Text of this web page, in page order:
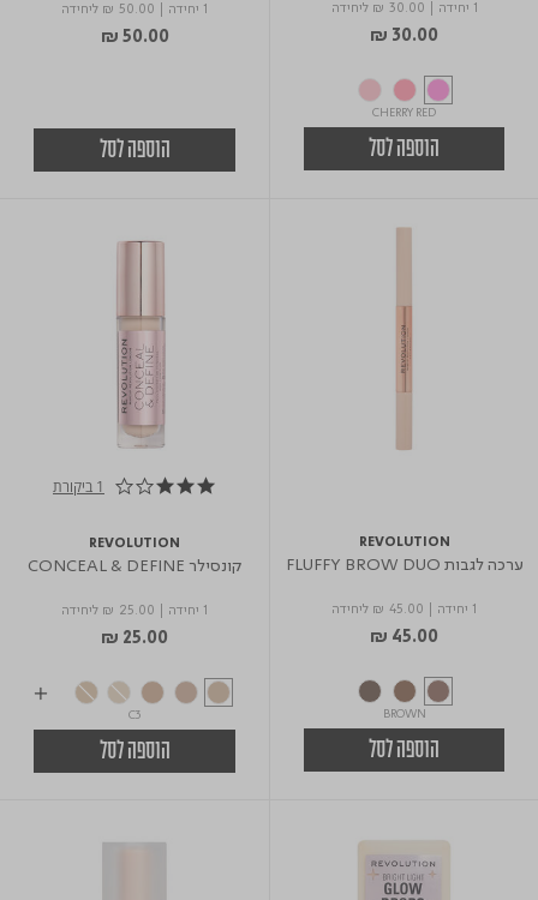
1 יחידה ₪ 30.00 ליחידה
₪ 30.00
CHERRY RED
הוספה לסל
1 יחידה ₪ 50.00 ליחידה
₪ 50.00
הוספה לסל
REVOLUTION
ערכה לגבות FLUFFY BROW DUO
1 יחידה ₪ 45.00 ליחידה
₪ 45.00
BROWN
הוספה לסל
3.0 star rating 1 ביקורת
REVOLUTION
קונסילר CONCEAL & DEFINE
1 יחידה ₪ 25.00 ליחידה
₪ 25.00
C3
הוספה לסל